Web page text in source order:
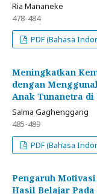
Ria Mananeke
478-484
PDF (Bahasa
Meningkatkan
dengan
Anak Tunanetra di
Salma Gaghenggang
485-489
PDF (Bahasa
Pengaruh
Hasil Belajar